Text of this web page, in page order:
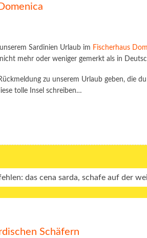
Sardinien Urlaub im Fischerhaus
mehr oder weniger gemerkt als in
zu unserem Urlaub geben, die
tolle Insel schreiben…
Schäfern